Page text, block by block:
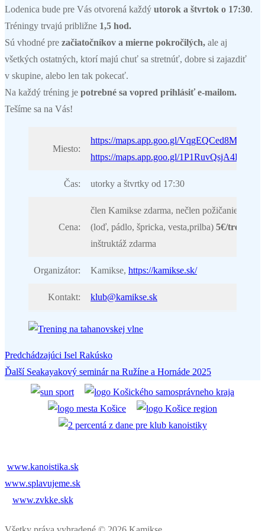
Lodenica bude pre Vás otvorená každý utorok a štvrtok o 17:30.
Tréningy trvajú približne 1,5 hod.
Sú vhodné pre začiatočníkov a mierne pokročilých, ale aj
všetkých ostatných, ktorí majú chuť sa stretnúť, dobre si zajazdiť
v skupine, alebo len tak pokecať.
Na každý tréning je potrebné sa vopred prihlásiť e-mailom.
Tešíme sa na Vás!
Miesto:
https://maps.app.goo.gl/
https://maps.app.goo.gl/
Čas: utorky a štvrtky od 17:30
Cena:
člen Kamikse zdarma, nečlen požičanie setu
(loď, pádlo, špricka, vesta,prilba) 5€/tréning
inštruktáž zdarma
Organizátor: Kamikse, https://kamikse.sk/
Kontakt: klub@kamikse.sk
Navigácia
Predchádzajúci Predchádzajúci
článok:
Isel Rakúsko
Ďalší Ďalší
článok:
Seakayakový seminár na Ružíne a Hornáde 2025
www.kanoistika.sk
www.splavujeme.sk
www.zvkke.skk